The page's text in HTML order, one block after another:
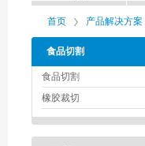
首页 产品解决方案
食品切割
食品切割
橡胶裁切